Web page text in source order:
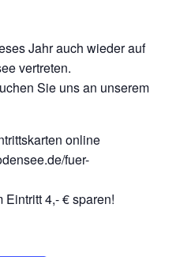
Jahr auch wieder auf
vertreten.
Sie uns an unserem
online
fuer-
4,- € sparen!